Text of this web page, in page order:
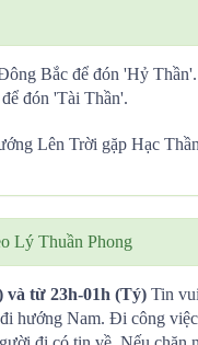
Bắc để đón 'Hỷ
đón 'Tài Thần'.
Lên Trời gặp Hạc
Lý Thuần Phong
và từ 23h-01h (Tý) Tin
hướng Nam. Đi công